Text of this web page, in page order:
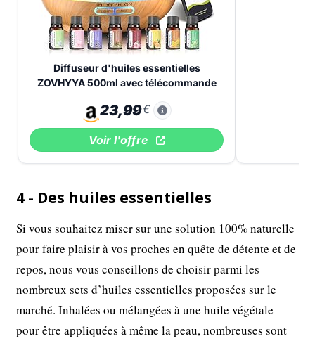
Diffuseur d'huiles essentielles
ZOVHYYA 500ml avec télécommande
23,99€
Voir l'offre
4 - Des huiles essentielles
Si vous souhaitez miser sur une solution 100% naturelle
pour faire plaisir à vos proches en quête de détente et de
repos, nous vous conseillons de choisir parmi les
nombreux sets d’huiles essentielles proposées sur le
marché. Inhalées ou mélangées à une huile végétale
pour être appliquées à même la peau, nombreuses sont